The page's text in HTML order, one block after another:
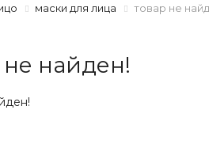
маски для лица товар не
не найден!